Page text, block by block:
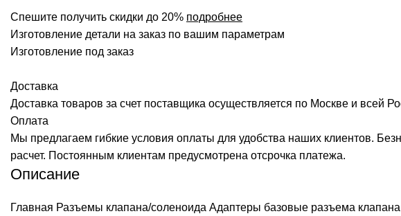
Спешите получить скидки до 20% подробнее
Изготовление детали на заказ по вашим параметрам
Изготовление под заказ
Доставка
Доставка товаров за счет поставщика осуществляется по Москве и всей
Оплата
Мы предлагаем гибкие условия оплаты для удобства наших клиентов.
расчет. Постоянным клиентам предусмотрена отсрочка платежа.
Описание
Главная Разъемы клапана/соленоида Адаптеры базовые разъема